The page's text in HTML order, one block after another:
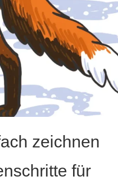
zeichnen
für